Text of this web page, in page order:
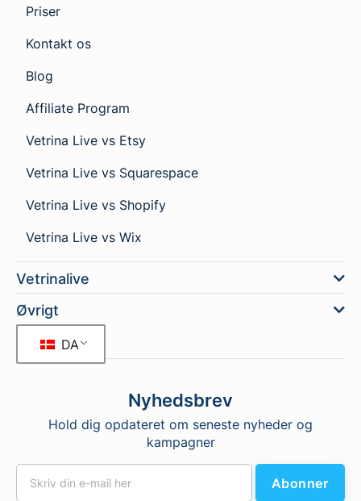
Priser
Kontakt os
Blog
Affiliate Program
Vetrina Live vs Etsy
Vetrina Live vs Squarespace
Vetrina Live vs Shopify
Vetrina Live vs Wix
Vetrinalive
Øvrigt
DA
Nyhedsbrev
Hold dig opdateret om seneste nyheder og
kampagner
Abonner